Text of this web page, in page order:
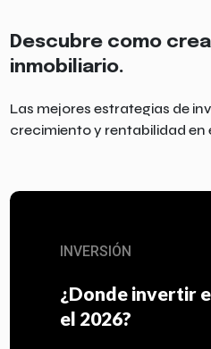
Descubre como
inmobiliario.
Las mejores estrategias de
crecimiento y rentabilidad
INVERSIÓN
¿Donde invertir
el 2026?